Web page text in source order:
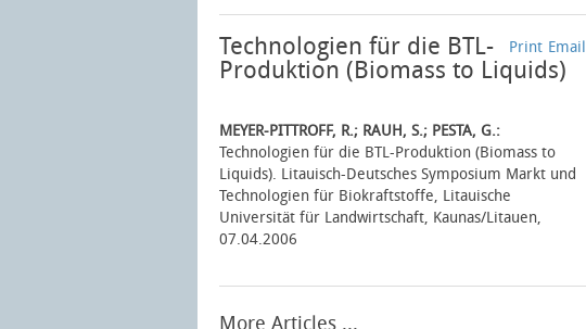
Email
Print
Technologien für die BTL-
Produktion (Biomass to Liquids)
MEYER-PITTROFF, R.; RAUH, S.; PESTA, G.:
Technologien für die BTL-Produktion (Biomass to
Liquids). Litauisch-Deutsches Symposium Markt und
Technologien für Biokraftstoffe, Litauische
Universität für Landwirtschaft, Kaunas/Litauen,
07.04.2006
More Articles ...